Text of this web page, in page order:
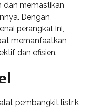
dan memastikan
Dengan
perangkat ini,
memanfaatkan
dan efisien.
pembangkit listrik